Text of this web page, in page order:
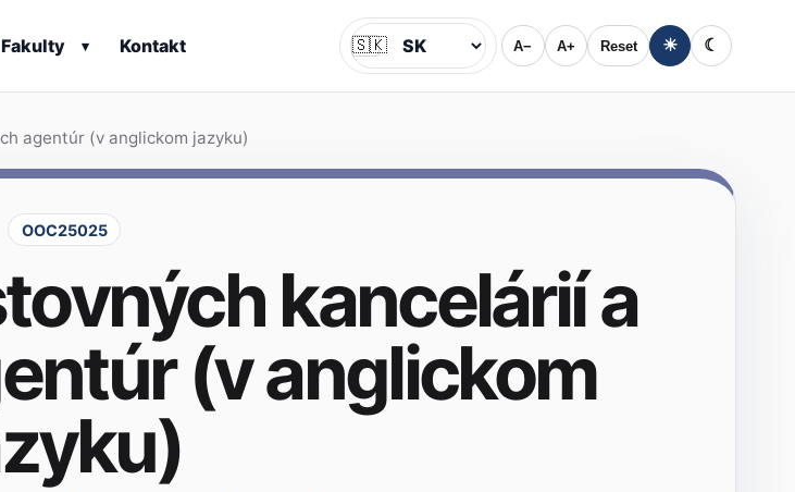
Fakulty ▾ Kontakt Jazyk
🇸🇰 A− A+ Reset ☀ ☾
agentúr (v anglickom jazyku)
OOC25025
kancelárií a
(v anglickom